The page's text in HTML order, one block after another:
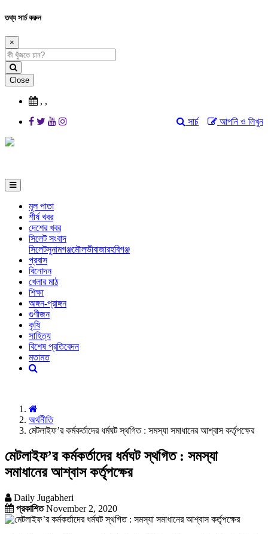
তথ্য সার্চ করুন
×
Close
, ,
আপনি ও লিখুন
সার্চ
মূল পাতা
শীর্ষ খবর
দেশের খবর
সিলেট সংবাদ
সিলেটসুনামগঞ্জমৌলভীবাজারহবিগঞ্জ
প্রবাস
বিনোদন
খেলার মাঠ
শিক্ষা
অঙ্গন-প্রাঙ্গন
গুণীজন
কৃষি
সাহিত্য
বিশেষ প্রতিবেদন
মতামত
অর্থনীতি
মেটলাইফ’র কর্মকর্তাদের ধর্মঘট স্থগিত : সমস্যা সমাধানের আশ্বাস কর্তৃপক্ষের
মেটলাইফ’র কর্মকর্তাদের ধর্মঘট স্থগিত : সমস্যা
সমাধানের আশ্বাস কর্তৃপক্ষের
Daily Jugabheri
প্রকাশিতNovember 2, 2020